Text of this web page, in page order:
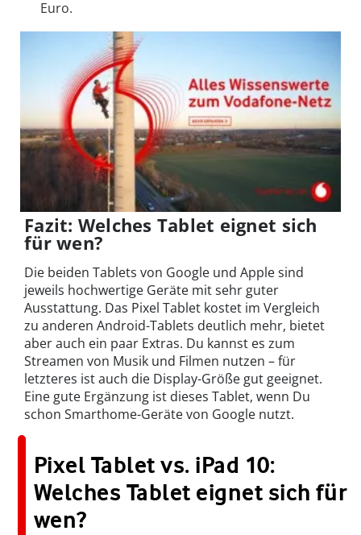
Euro.
Fazit: Welches Tablet eignet sich
für wen?
Die beiden Tablets von Google und Apple sind
jeweils hochwertige Geräte mit sehr guter
Ausstattung. Das Pixel Tablet kostet im Vergleich
zu anderen Android-Tablets deutlich mehr, bietet
aber auch ein paar Extras. Du kannst es zum
Streamen von Musik und Filmen nutzen – für
letzteres ist auch die Display-Größe gut geeignet.
Eine gute Ergänzung ist dieses Tablet, wenn Du
schon Smarthome-Geräte von Google nutzt.
Pixel Tablet vs. iPad 10:
Welches Tablet eignet sich für
wen?